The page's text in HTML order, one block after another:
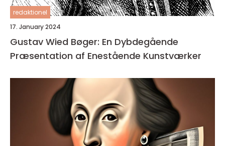
redaktionel
17. January 2024
Gustav Wied Bøger: En Dybdegående
Præsentation af Enestående Kunstværker